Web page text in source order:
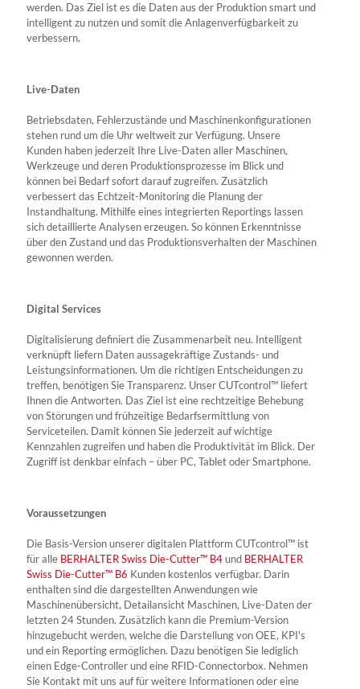
werden. Das Ziel ist es die Daten aus der Produktion smart und
intelligent zu nutzen und somit die Anlagenverfügbarkeit zu
verbessern.
Live-Daten
Betriebsdaten, Fehlerzustände und Maschinenkonfigurationen
stehen rund um die Uhr weltweit zur Verfügung. Unsere
Kunden haben jederzeit Ihre Live-Daten aller Maschinen,
Werkzeuge und deren Produktionsprozesse im Blick und
können bei Bedarf sofort darauf zugreifen. Zusätzlich
verbessert das Echtzeit-Monitoring die Planung der
Instandhaltung. Mithilfe eines integrierten Reportings lassen
sich detaillierte Analysen erzeugen. So können Erkenntnisse
über den Zustand und das Produktionsverhalten der Maschinen
gewonnen werden.
Digital Services
Digitalisierung definiert die Zusammenarbeit neu. Intelligent
verknüpft liefern Daten aussagekräftige Zustands- und
Leistungsinformationen. Um die richtigen Entscheidungen zu
treffen, benötigen Sie Transparenz. Unser CUTcontrol™ liefert
Ihnen die Antworten. Das Ziel ist eine rechtzeitige Behebung
von Störungen und frühzeitige Bedarfsermittlung von
Serviceteilen. Damit können Sie jederzeit auf wichtige
Kennzahlen zugreifen und haben die Produktivität im Blick. Der
Zugriff ist denkbar einfach – über PC, Tablet oder Smartphone.
Voraussetzungen
Die Basis-Version unserer digitalen Plattform CUTcontrol™ ist
für alle BERHALTER Swiss Die-Cutter™ B4und BERHALTER
Swiss Die-Cutter™ B6 Kunden kostenlos verfügbar. Darin
enthalten sind die dargestellten Anwendungen wie
Maschinenübersicht, Detailansicht Maschinen, Live-Daten der
letzten 24 Stunden. Zusätzlich kann die Premium-Version
hinzugebucht werden, welche die Darstellung von OEE, KPI's
und ein Reporting ermöglichen. Dazu benötigen Sie lediglich
einen Edge-Controller und eine RFID-Connectorbox. Nehmen
Sie Kontakt mit uns auf für weitere Informationen oder eine